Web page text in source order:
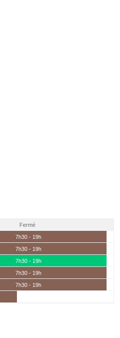
Fermé
7h30 - 19h
7h30 - 19h
7h30 - 19h
7h30 - 19h
7h30 - 19h